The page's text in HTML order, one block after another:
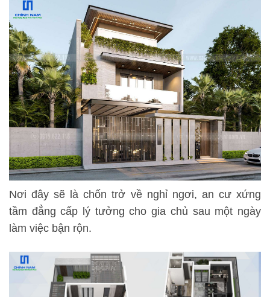
Nơi đây sẽ là chốn trở về nghỉ ngơi, an cư xứng
tầm đẳng cấp lý tưởng cho gia chủ sau một ngày
làm việc bận rộn.